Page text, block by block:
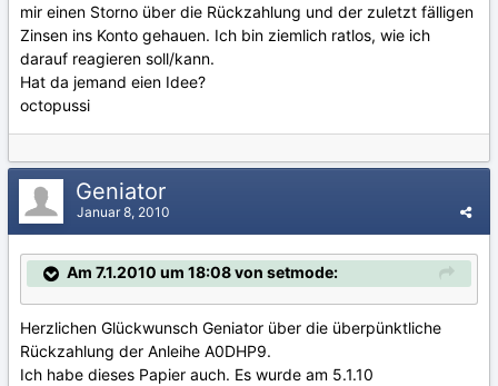
mir einen Storno über die Rückzahlung und der zuletzt fälligen
Zinsen ins Konto gehauen. Ich bin ziemlich ratlos, wie ich
darauf reagieren soll/kann.
Hat da jemand eien Idee?
octopussi
Geniator
Januar 8, 2010
Am 7.1.2010 um 18:08 von setmode:
Herzlichen Glückwunsch Geniator über die überpünktliche
Rückzahlung der Anleihe A0DHP9.
Ich habe dieses Papier auch. Es wurde am 5.1.10